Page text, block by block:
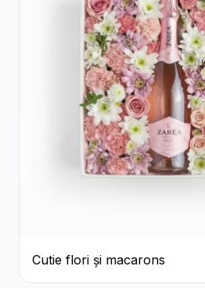
Cutie flori și macarons